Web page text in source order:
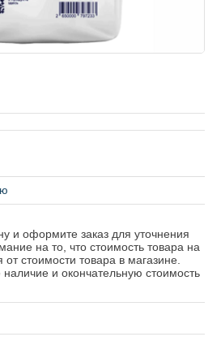
и оформите заказ для уточнения
на то, что стоимость товара на
стоимости товара в магазине.
и окончательную стоимость